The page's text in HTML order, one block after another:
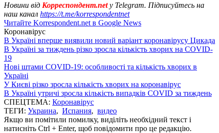
Новини від Корреспондент.netу Telegram. Підписуйтесь на
наш канал https://t.me/korrespondentnet
Читайте Korrespondent.net в Google News
Коронавірус
В Україні вперше виявили новий варіант коронавірусу Цикада
В Україні за тиждень різко зросла кількість хворих на COVID-
19
Нові штами COVID-19: особливості та кількість хворих в
Україні
У Києві різко зросла кількість хворих на коронавірус
В Україні утричі зросла кількість випадків COVID за тиждень
СПЕЦТЕМА: Коронавірус
ТЕГИ: Украина, Испания, видео
Якщо ви помітили помилку, виділіть необхідний текст і
натисніть Ctrl + Enter, щоб повідомити про це редакцію.